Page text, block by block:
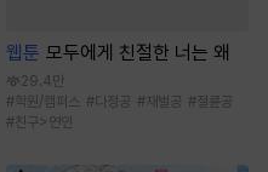
웹툰 모두에게 친절한 너는 왜
29.4만
#학원/캠퍼스 #다정공 #재벌공 #절륜공
#친구>연인